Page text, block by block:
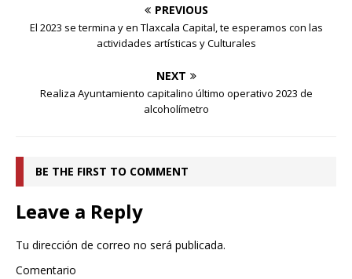
PREVIOUS
El 2023 se termina y en Tlaxcala Capital, te esperamos con las
actividades artísticas y Culturales
NEXT
Realiza Ayuntamiento capitalino último operativo 2023 de
alcoholímetro
BE THE FIRST TO COMMENT
Leave a Reply
Tu dirección de correo no será publicada.
Comentario